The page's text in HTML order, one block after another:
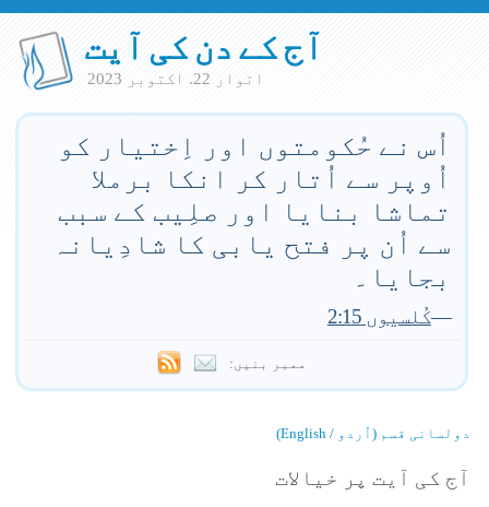
آج کے دن کی آیت
اتوار 22. اكتوبر 2023
اُس نے حُکومتوں اور اِختیار کو
اُوپر سے اُتار کر انکا برملا
تماشا بنایا اور صلِیب کے سبب
سے اُن پر فتح یابی کا شادِیانہ
بجایا۔
—کُلسیوں 2:15
ممبر بنیں:
دولسانی قسم (اُردو / English)
آج کی آیت پر خیالات